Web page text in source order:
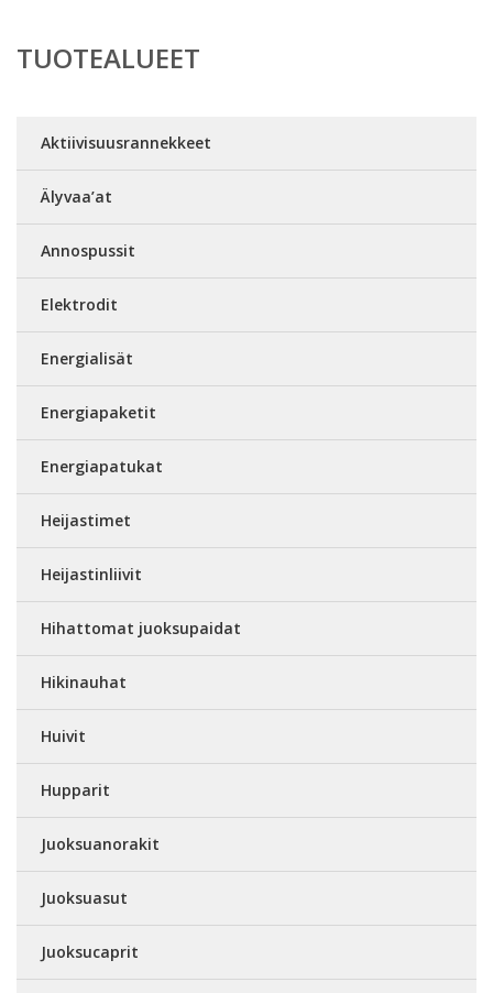
TUOTEALUEET
Aktiivisuusrannekkeet
Älyvaa’at
Annospussit
Elektrodit
Energialisät
Energiapaketit
Energiapatukat
Heijastimet
Heijastinliivit
Hihattomat juoksupaidat
Hikinauhat
Huivit
Hupparit
Juoksuanorakit
Juoksuasut
Juoksucaprit